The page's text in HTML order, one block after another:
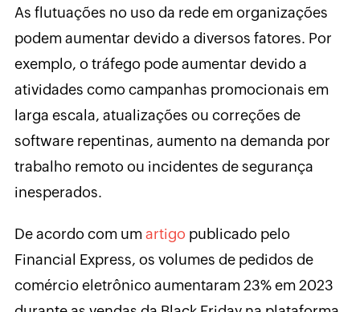
As flutuações no uso da rede em organizações
podem aumentar devido a diversos fatores. Por
exemplo, o tráfego pode aumentar devido a
atividades como campanhas promocionais em
larga escala, atualizações ou correções de
software repentinas, aumento na demanda por
trabalho remoto ou incidentes de segurança
inesperados.
De acordo com um artigo publicado pelo
Financial Express, os volumes de pedidos de
comércio eletrônico aumentaram 23% em 2023